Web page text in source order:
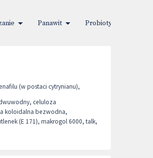
Panawit Probiotyki
(w postaci cytrynianu),
celuloza
koloidalna bezwodna,
(E 171), makrogol 6000, talk,